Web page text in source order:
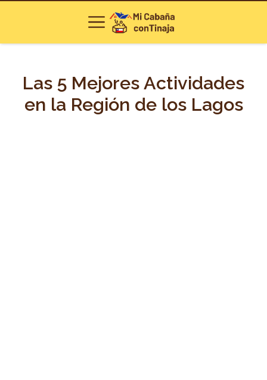
Las 5 Mejores Actividades
en la Región de los Lagos